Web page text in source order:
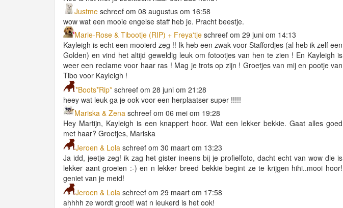
Justme schreef om 08 augustus om 16:58
wow wat een mooie engelse staff heb je. Pracht beestje.
Marie-Rose & Tibootje (RIP) + Freya'tje schreef om 29 juni om 14:13
Kayleigh is echt een mooierd zeg !! Ik heb een zwak voor Staffordjes (al heb ik zelf een
Golden) en vind het altijd geweldig leuk om fotootjes van hen te zien ! En Kayleigh is
weer een reclame voor haar ras ! Mag je trots op zijn ! Groetjes van mij en pootje van
Tibo voor Kayleigh !
*Boots*Rip* schreef om 28 juni om 21:28
heey wat leuk ga je ook voor een herplaatser super !!!!!
Mariska & Zena schreef om 06 mei om 19:28
Hey Martijn, Kayleigh is een knappert hoor. Wat een lekker bekkie. Gaat alles goed
met haar? Groetjes, Mariska
Jeroen & Lola schreef om 30 maart om 13:23
Ja idd, jeetje zeg! ik zag het gister ineens bij je profielfoto, dacht echt van wow die is
lekker aant groeien :-) en n lekker breed bekkie begint ze te krijgen hihi..mooi hoor!
geniet van je meid!
Jeroen & Lola schreef om 29 maart om 17:58
ahhhh ze wordt groot! wat n leukerd is het ook!